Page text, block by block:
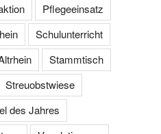
Pflegeeinsatz
Schulunterricht
Stammtisch
Streuobstwiese
des Jahres